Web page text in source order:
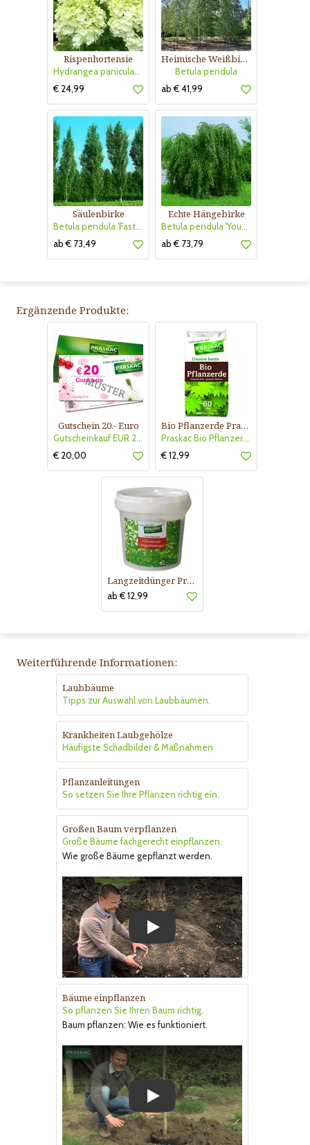
Rispenhortensie
Hydrangea paniculata 'Magical Moonlight'
€ 24,99
Heimische Weißbirke
Betula pendula
ab € 41,99
Säulenbirke
Betula pendula 'Fastigiata'
ab € 73,49
Echte Hängebirke
Betula pendula 'Youngii'
ab € 73,79
Ergänzende Produkte:
Gutschein 20.- Euro
Gutscheinkauf EUR 20.-
€ 20,00
Bio Pflanzerde Praskac
Praskac Bio Pflanzerde
€ 12,99
Langzeitdünger Praskac
ab € 12,99
Weiterführende Informationen:
Laubbäume
Tipps zur Auswahl von Laubbäumen.
Krankheiten Laubgehölze
Häufigste Schadbilder & Maßnahmen
Pflanzanleitungen
So setzen Sie Ihre Pflanzen richtig ein.
Großen Baum verpflanzen
Große Bäume fachgerecht einpflanzen.
Wie große Bäume gepflanzt werden.
Play
Bäume einpflanzen
So pflanzen Sie Ihren Baum richtig.
Baum pflanzen: Wie es funktioniert.
Play